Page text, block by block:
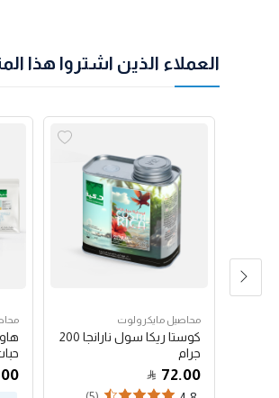
العملاء الذين اشتروا هذا
محاصيل مايكرولوت
كوستا ريكا سول نارانجا 200
جرام
72.00